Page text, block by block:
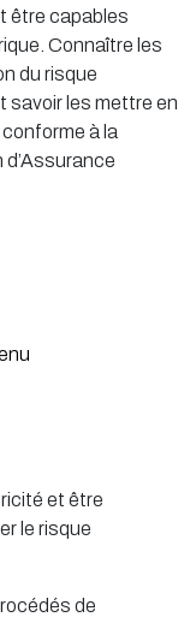
être capables
Connaître les
du risque
savoir les mettre en
à la
d’Assurance
et être
le risque
de